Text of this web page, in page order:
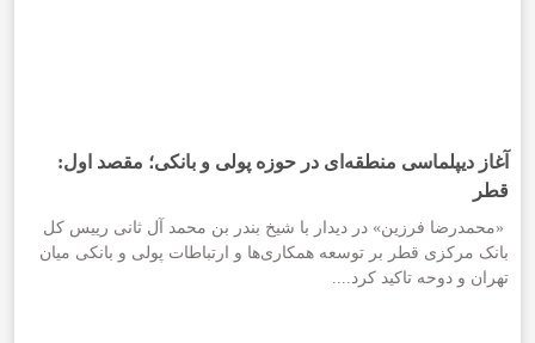
آغاز دیپلماسی منطقه‌ای در حوزه پولی و بانکی؛ مقصد اول:
قطر
«محمدرضا فرزین» در دیدار با شیخ بندر بن محمد آل ثانی رییس کل
بانک مرکزی قطر بر توسعه همکاری‌ها و ارتباطات پولی و بانکی میان
تهران و دوحه تاکید کرد....